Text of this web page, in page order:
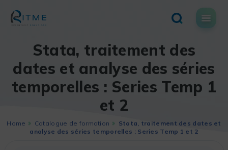
content
Stata, traitement des
dates et analyse des séries
temporelles : Series Temp 1
et 2
Home Catalogue de formation
Stata, traitement des dates et
analyse des séries temporelles : Series Temp 1 et 2